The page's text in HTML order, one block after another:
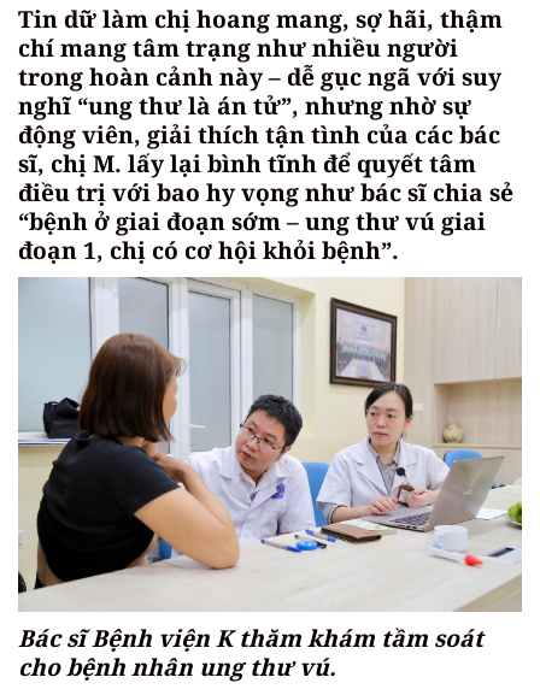
Tin dữ làm chị hoang mang, sợ hãi, thậm
chí mang tâm trạng như nhiều người
trong hoàn cảnh này – dễ gục ngã với suy
nghĩ “ung thư là án tử”, nhưng nhờ sự
động viên, giải thích tận tình của các bác
sĩ, chị M. lấy lại bình tĩnh để quyết tâm
điều trị với bao hy vọng như bác sĩ chia sẻ
“bệnh ở giai đoạn sớm – ung thư vú giai
đoạn 1, chị có cơ hội khỏi bệnh”.
Bác sĩ Bệnh viện K thăm khám tầm soát
cho bệnh nhân ung thư vú.